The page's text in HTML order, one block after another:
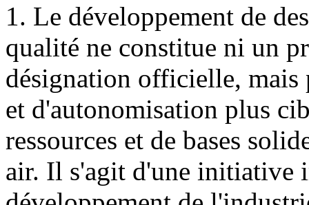
1. Le développement de
qualité ne constitue ni un
désignation officielle, mais
et d'autonomisation plus
ressources et de bases
air. Il s'agit d'une initiative